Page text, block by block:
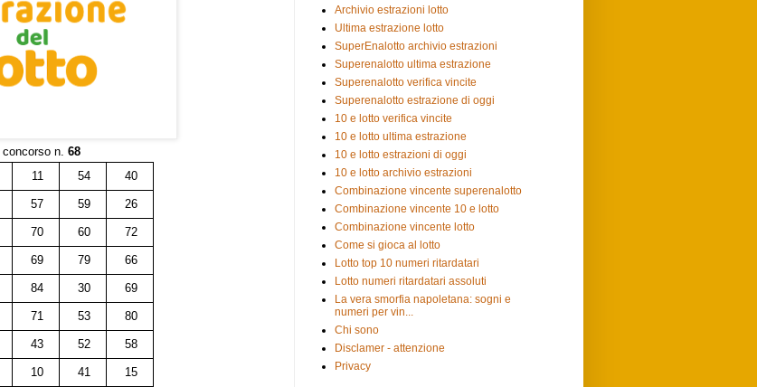
concorso n. 68
11 54 40
57 59 26
70 60 72
69 79 66
84 30 69
71 53 80
43 52 58
10 41 15
Archivio estrazioni lotto
Ultima estrazione lotto
SuperEnalotto archivio estrazioni
Superenalotto ultima estrazione
Superenalotto verifica vincite
Superenalotto estrazione di oggi
10 e lotto verifica vincite
10 e lotto ultima estrazione
10 e lotto estrazioni di oggi
10 e lotto archivio estrazioni
Combinazione vincente superenalotto
Combinazione vincente 10 e lotto
Combinazione vincente lotto
Come si gioca al lotto
Lotto top 10 numeri ritardatari
Lotto numeri ritardatari assoluti
La vera smorfia napoletana: sogni e
numeri per vin...
Chi sono
Disclamer - attenzione
Privacy